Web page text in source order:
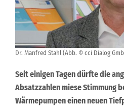
Dr. Manfred Stahl (Abb. © cci Dialog
Seit einigen Tagen dürfte die
Absatzzahlen miese Stimmung
Wärmepumpen einen neuen